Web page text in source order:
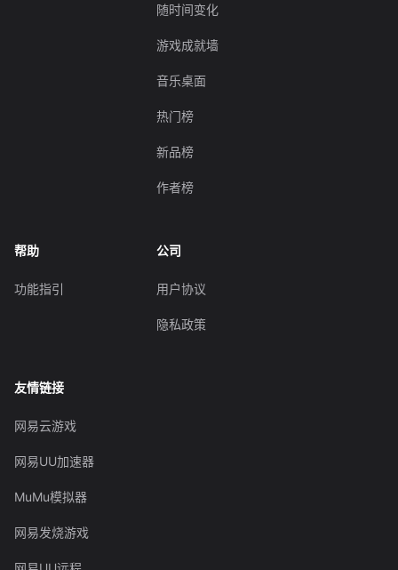
随时间变化
游戏成就墙
音乐桌面
热门榜
新品榜
作者榜
帮助
功能指引
公司
用户协议
隐私政策
友情链接
网易云游戏
网易UU加速器
MuMu模拟器
网易发烧游戏